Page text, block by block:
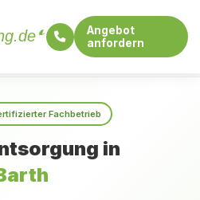
Angebot
anfordern
Fachbetrieb
in